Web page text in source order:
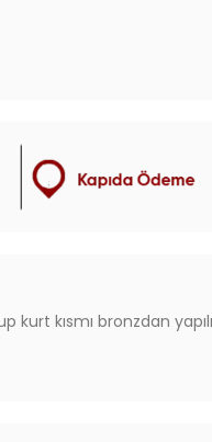
kısmı bronzdan